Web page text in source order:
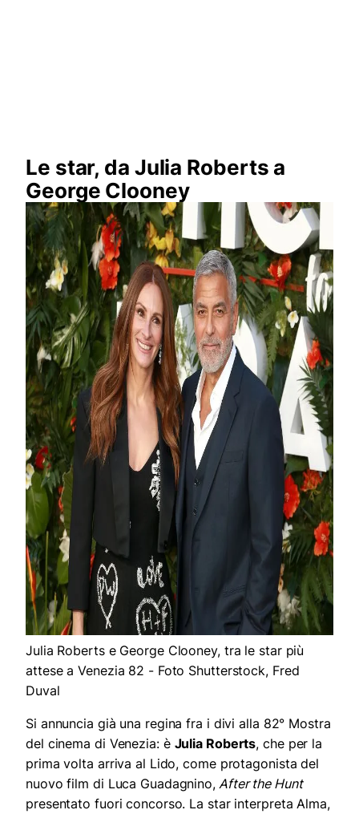
Le star, da Julia Roberts a
George Clooney
Julia Roberts e George Clooney, tra le star più
attese a Venezia 82 - Foto Shutterstock, Fred
Duval
Si annuncia già una regina fra i divi alla 82° Mostra
del cinema di Venezia: è Julia Roberts, che per la
prima volta arriva al Lido, come protagonista del
nuovo film di Luca Guadagnino, After the Hunt
presentato fuori concorso. La star interpreta Alma,